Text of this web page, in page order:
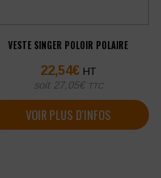
VESTE SINGER POLOIR POLAIRE
22,54€ HT
soit 27,05€ TTC
VOIR PLUS D'INFOS